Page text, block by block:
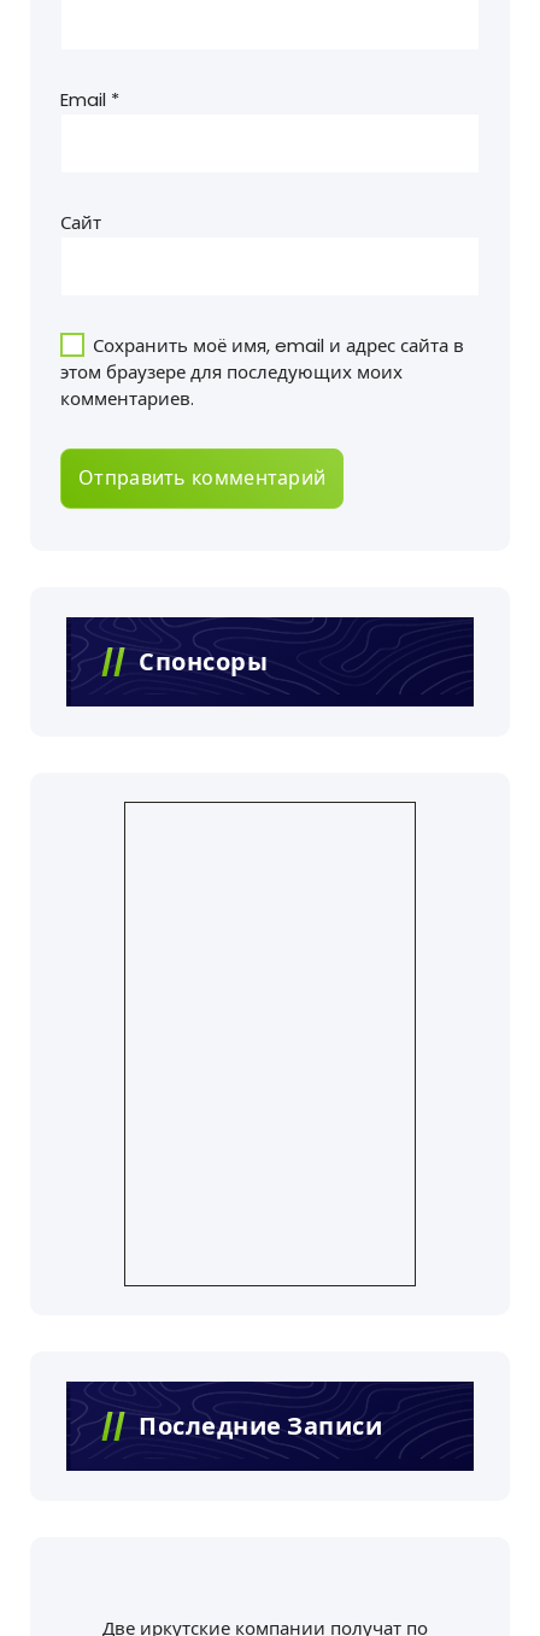
Email *
Сайт
Сохранить моё имя, email и адрес сайта в
этом браузере для последующих моих
комментариев.
Спонсоры
Последние Записи
Две иркутские компании получат по